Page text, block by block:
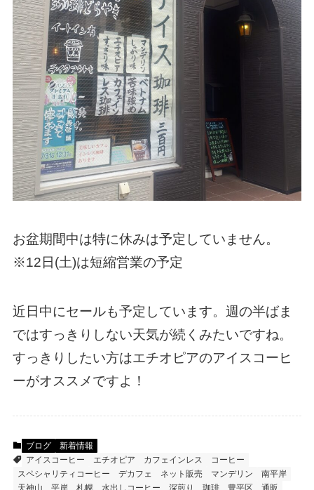
お盆期間中は特に休みは予定していません。
※12日(土)は短縮営業の予定
近日中にセールも予定しています。週の半ばま
ではすっきりしない天気が続くみたいですね。
すっきりしたい方はエチオピアのアイスコーヒ
ーがオススメですよ！
ブログ
新着情報
アイスコーヒー
エチオピア カフェインレス
コーヒー
スペシャリティコーヒー
デカフェ ネット販売 マンデリン
南平岸
天神山
平岸 札幌 水出しコーヒー 深煎り 珈琲 豊平区 通販